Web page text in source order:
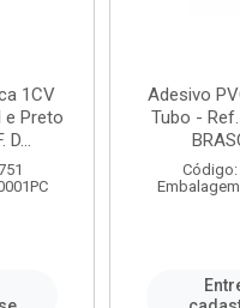
1CV
e Preto
D...
Adesivo
Tubo - Ref.
Código: